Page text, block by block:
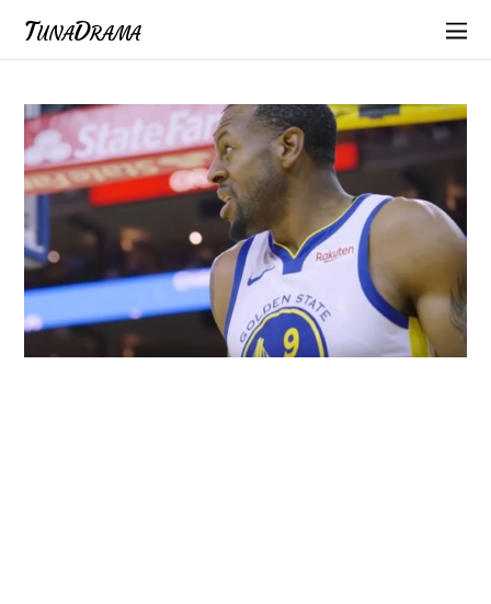
TunaDrama